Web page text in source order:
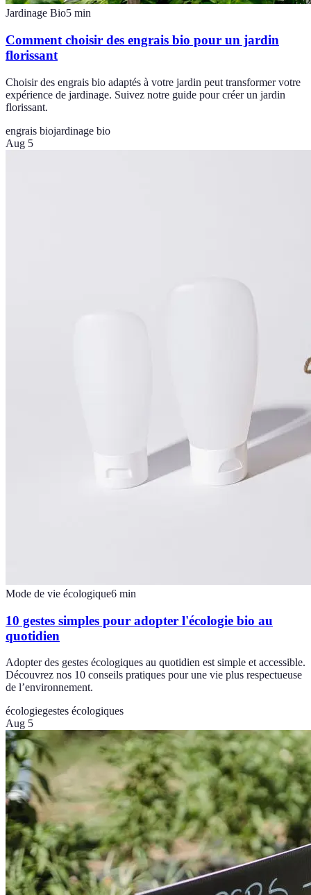
Jardinage Bio5 min
Comment choisir des engrais bio pour un jardin
florissant
Choisir des engrais bio adaptés à votre jardin peut transformer votre
expérience de jardinage. Suivez notre guide pour créer un jardin
florissant.
engrais biojardinage bio
Aug 5
Mode de vie écologique6 min
10 gestes simples pour adopter l'écologie bio au
quotidien
Adopter des gestes écologiques au quotidien est simple et accessible.
Découvrez nos 10 conseils pratiques pour une vie plus respectueuse
de l’environnement.
écologiegestes écologiques
Aug 5